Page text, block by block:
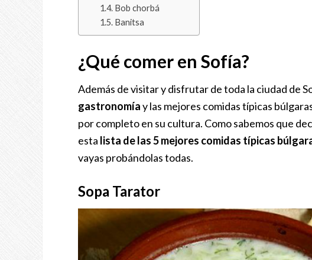
Bob chorbá
Banitsa
¿Qué comer en Sofía?
Además de visitar y disfrutar de toda la ciudad de
gastronomíay las mejores comidas típicas
por completo en su cultura. Como sabemos que
esta lista de las 5 mejores comidas típicas
vayas probándolas todas.
Sopa Tarator